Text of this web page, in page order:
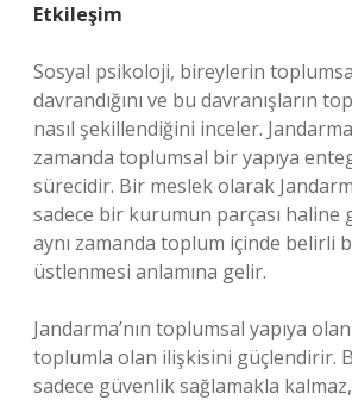
Etkileşim
Sosyal psikoloji, bireylerin
davrandığını ve bu davranışların
nasıl şekillendiğini inceler.
zamanda toplumsal bir yapıya
sürecidir. Bir meslek olarak
sadece bir kurumun parçası haline
aynı zamanda toplum içinde belirli
üstlenmesi anlamına gelir.
Jandarma’nın toplumsal yapıya
toplumla olan ilişkisini güçlendirir.
sadece güvenlik sağlamakla